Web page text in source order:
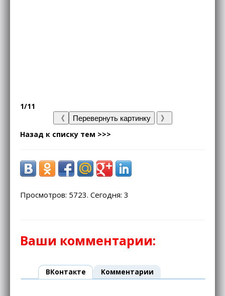
1/11
Назад к списку тем >>>
Просмотров: 5723. Сегодня: 3
Ваши комментарии:
ВКонтакте Kомментарии